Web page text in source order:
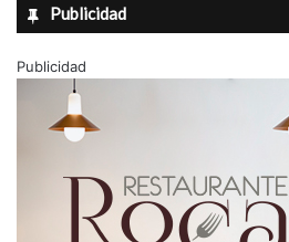
Publicidad
Publicidad